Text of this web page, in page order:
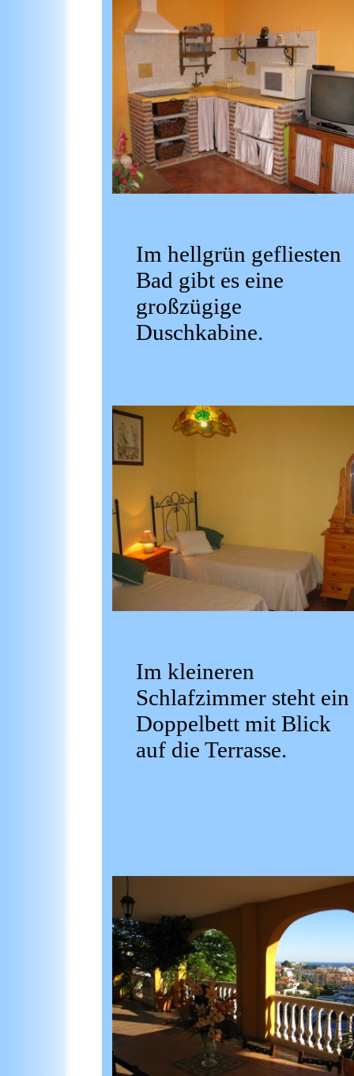
Im hellgrün gefliesten
Bad gibt es eine
großzügige
Duschkabine.
Im kleineren
Schlafzimmer steht ein
Doppelbett mit Blick
auf die Terrasse.